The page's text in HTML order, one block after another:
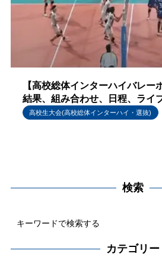
【高校総体インターハイバレー
結果、組み合わせ、日程、ライ
高校生大会(高校総体インターハイ・選抜)
検索
カテゴリー